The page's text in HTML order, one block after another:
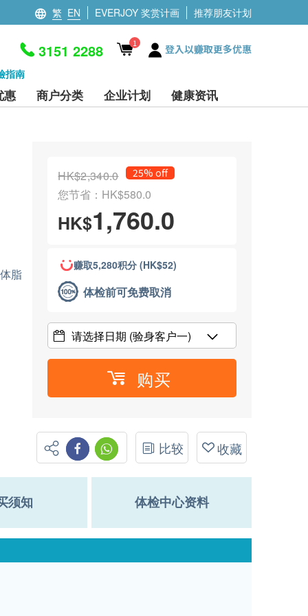
繁 EN EVERJOY 奖赏计画 推荐朋友计划
指南
3151 2288 1 登入以赚取更多优惠
惠 商户分类 企业计划 健康资讯
脂
HK$2,340.0 25% off
您节省：HK$580.0
HK$1,760.0
赚取5,280积分 (HK$52)
体检前可免费取消
请选择日期 (验身客户一)
购买
比较 收藏
须知 体检中心资料